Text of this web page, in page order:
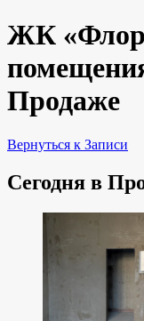
ЖК
Продаже
Вернуться к Записи
Сегодня в